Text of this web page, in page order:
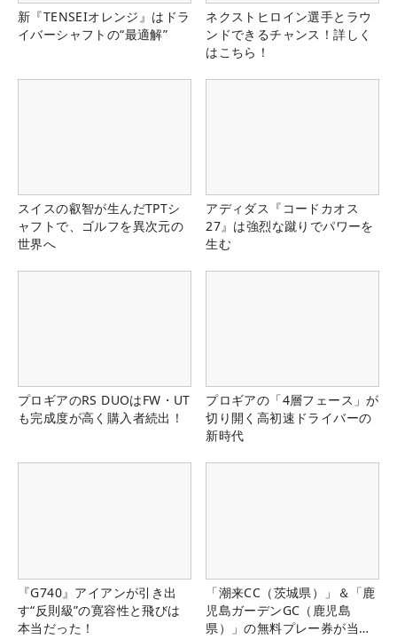
新『TENSEIオレンジ』はドラ
イバーシャフトの“最適解”
ネクストヒロイン選手とラウ
ンドできるチャンス！詳しく
はこちら！
スイスの叡智が生んだTPTシ
ャフトで、ゴルフを異次元の
世界へ
アディダス『コードカオス
27』は強烈な蹴りでパワーを
生む
プロギアのRS DUOはFW・UT
も完成度が高く購入者続出！
プロギアの「4層フェース」が
切り開く高初速ドライバーの
新時代
『G740』アイアンが引き出
す“反則級”の寛容性と飛びは
本当だった！
「潮来CC（茨城県）」＆「鹿
児島ガーデンGC（鹿児島
県）」の無料プレー券が当た